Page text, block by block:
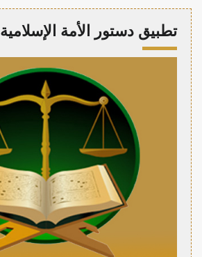
تطبيق دستور الأمة الإسلامية